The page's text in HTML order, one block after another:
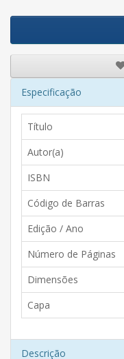
Especificação
Título
Autor(a)
ISBN
Código de Barras
Edição / Ano
Número de Páginas
Dimensões
Capa
Descrição